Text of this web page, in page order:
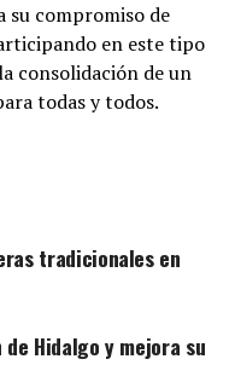
su compromiso de
en este tipo
consolidación de un
todas y todos.
tradicionales en
Hidalgo y mejora su